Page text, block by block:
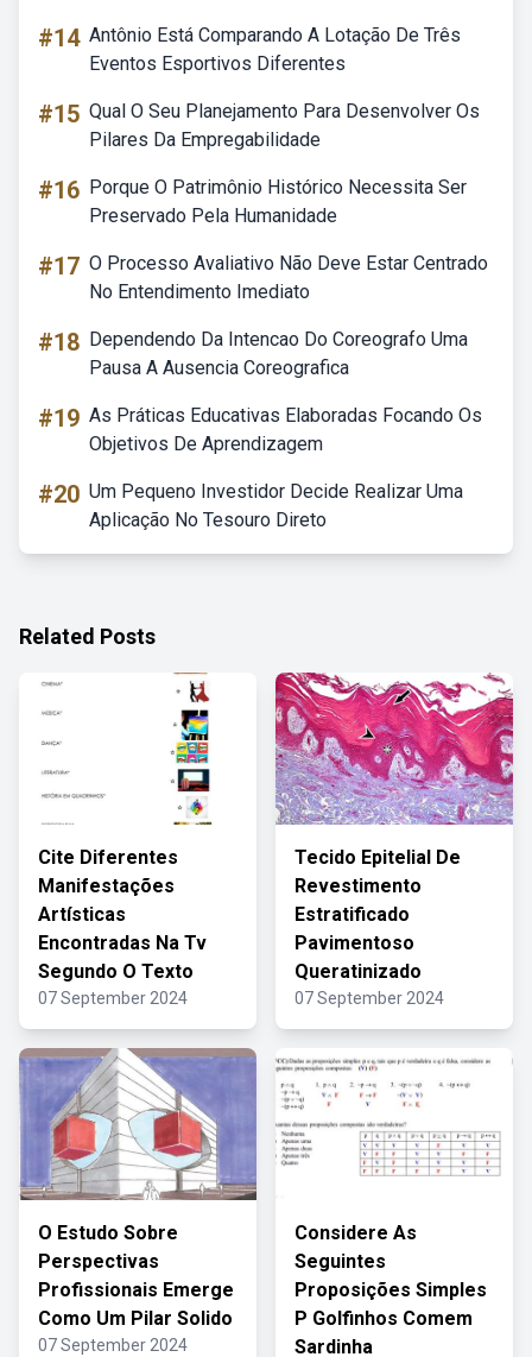
#14 Antônio Está Comparando A Lotação De Três
Eventos Esportivos Diferentes
#15 Qual O Seu Planejamento Para Desenvolver Os
Pilares Da Empregabilidade
#16 Porque O Patrimônio Histórico Necessita Ser
Preservado Pela Humanidade
#17 O Processo Avaliativo Não Deve Estar Centrado
No Entendimento Imediato
#18 Dependendo Da Intencao Do Coreografo Uma
Pausa A Ausencia Coreografica
#19 As Práticas Educativas Elaboradas Focando Os
Objetivos De Aprendizagem
#20 Um Pequeno Investidor Decide Realizar Uma
Aplicação No Tesouro Direto
Related Posts
Cite Diferentes
Manifestações
Artísticas
Encontradas Na Tv
Segundo O Texto
07 September 2024
Tecido Epitelial De
Revestimento
Estratificado
Pavimentoso
Queratinizado
07 September 2024
O Estudo Sobre
Perspectivas
Profissionais Emerge
Como Um Pilar Solido
07 September 2024
Considere As
Seguintes
Proposições Simples
P Golfinhos Comem
Sardinha